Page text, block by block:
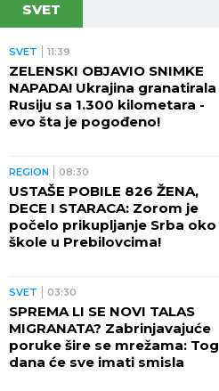
SVET
SVET 11:39
ZELENSKI OBJAVIO SNIMKE
NAPADA! Ukrajina granatirala
Rusiju sa 1.300 kilometara -
evo šta je pogođeno!
REGION 08:30
USTAŠE POBILE 826 ŽENA,
DECE I STARACA: Zorom je
počelo prikupljanje Srba oko
škole u Prebilovcima!
SVET 03:30
SPREMA LI SE NOVI TALAS
MIGRANATA? Zabrinjavajuće
poruke šire se mrežama: Tog
dana će sve imati smisla